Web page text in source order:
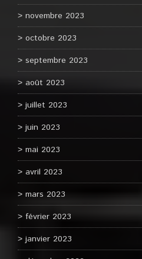
novembre 2023
octobre 2023
septembre 2023
août 2023
juillet 2023
juin 2023
mai 2023
avril 2023
mars 2023
février 2023
janvier 2023